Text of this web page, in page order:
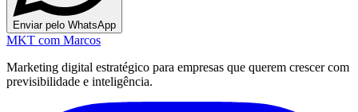
Enviar pelo WhatsApp
MKT com Marcos
Marketing digital estratégico para empresas que querem crescer com
previsibilidade e inteligência.